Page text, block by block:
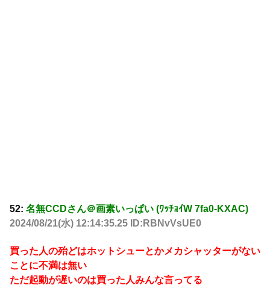
52: 名無CCDさん＠画素いっぱい (ﾜｯﾁｮｲW 7fa0-KXAC)
2024/08/21(水) 12:14:35.25 ID:RBNvVsUE0
買った人の殆どはホットシューとかメカシャッターがない
ことに不満は無い
ただ起動が遅いのは買った人みんな言ってる